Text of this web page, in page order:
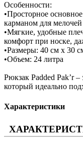
Особенности:
•Просторное
карманом для мелочей
•Мягкие, удобные
комфорт при носке,
•Размеры: 40 см х 30
•Объем: 24 литра
Рюкзак Padded Pak’r
который идеально
Характеристики